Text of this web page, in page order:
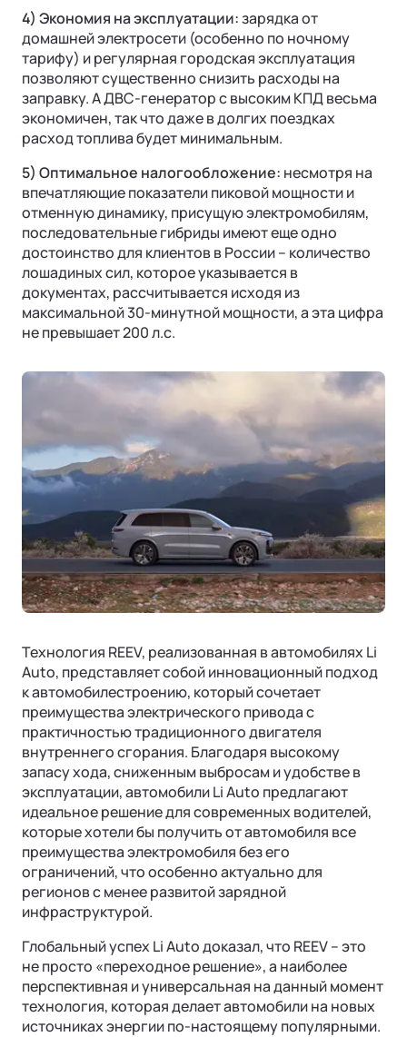
4) Экономия на эксплуатации:зарядка от
домашней электросети (особенно по ночному
тарифу) и регулярная городская эксплуатация
позволяют существенно снизить расходы на
заправку. А ДВС-генератор с высоким КПД весьма
экономичен, так что даже в долгих поездках
расход топлива будет минимальным.
5) Оптимальное налогообложение: несмотря на
впечатляющие показатели пиковой мощности и
отменную динамику, присущую электромобилям,
последовательные гибриды имеют еще одно
достоинство для клиентов в России – количество
лошадиных сил, которое указывается в
документах, рассчитывается исходя из
максимальной 30-минутной мощности, а эта цифра
не превышает 200 л.с.
Технология REEV, реализованная в автомобилях Li
Auto, представляет собой инновационный подход
к автомобилестроению, который сочетает
преимущества электрического привода с
практичностью традиционного двигателя
внутреннего сгорания. Благодаря высокому
запасу хода, сниженным выбросам и удобстве в
эксплуатации, автомобили Li Auto предлагают
идеальное решение для современных водителей,
которые хотели бы получить от автомобиля все
преимущества электромобиля без его
ограничений, что особенно актуально для
регионов с менее развитой зарядной
инфраструктурой.
Глобальный успех Li Auto доказал, что REEV – это
не просто «переходное решение», а наиболее
перспективная и универсальная на данный момент
технология, которая делает автомобили на новых
источниках энергии по-настоящему популярными.